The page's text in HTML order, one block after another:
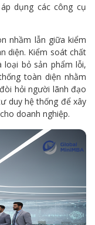
dụng các công cụ
nhầm lẫn giữa kiểm
diện. Kiểm soát chất
bỏ sản phẩm lỗi,
toàn diện nhằm
hỏi người lãnh đạo
duy hệ thống để xây
doanh nghiệp.